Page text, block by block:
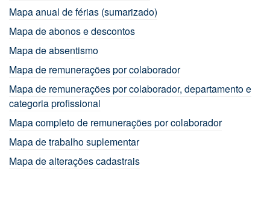
Mapa anual de férias (sumarizado)
Mapa de abonos e descontos
Mapa de absentismo
Mapa de remunerações por colaborador
Mapa de remunerações por colaborador, departamento e
categoria profissional
Mapa completo de remunerações por colaborador
Mapa de trabalho suplementar
Mapa de alterações cadastrais